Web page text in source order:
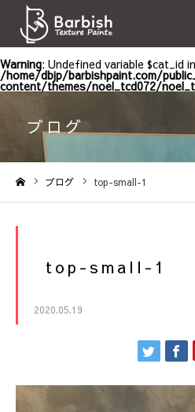
Warning: Undefined variable $cat_id in
/home/dbjp/barbishpaint.com/
content/themes/noel_tcd072/
ブログ
ブログ top-small-1
top-small-1
2020.05.19